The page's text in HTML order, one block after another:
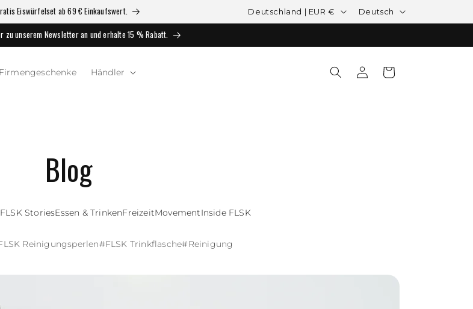
Eiswürfelset ab 69 € Einkaufswert. Land/Region
Deutschland | EUR € Sprache
Deutsch
zu unserem Newsletter an und erhalte 15 % Rabatt.
Firmengeschenke Händler EinloggenWarenkorb
Blog
FLSK StoriesEssen & TrinkenFreizeitMovementInside FLSK
Reinigungsperlen#FLSK Trinkflasche#Reinigung